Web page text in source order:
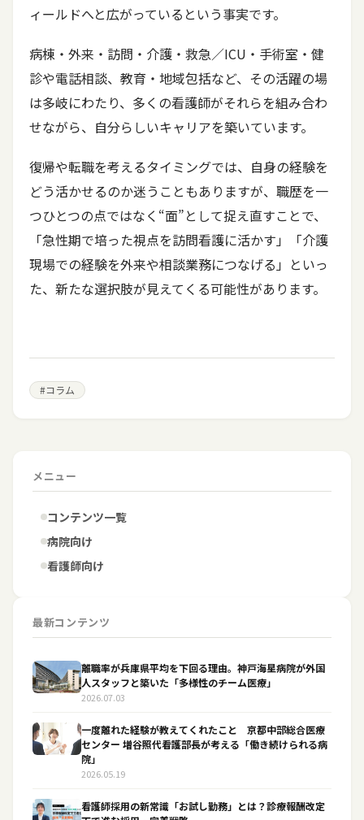
ィールドへと広がっているという事実です。
病棟・外来・訪問・介護・救急／ICU・手術室・健
診や電話相談、教育・地域包括など、その活躍の場
は多岐にわたり、多くの看護師がそれらを組み合わ
せながら、自分らしいキャリアを築いています。
復帰や転職を考えるタイミングでは、自身の経験を
どう活かせるのか迷うこともありますが、職歴を一
つひとつの点ではなく“面”として捉え直すことで、
「急性期で培った視点を訪問看護に活かす」「介護
現場での経験を外来や相談業務につなげる」といっ
た、新たな選択肢が見えてくる可能性があります。
#コラム
メニュー
コンテンツ一覧
病院向け
看護師向け
最新コンテンツ
離職率が兵庫県平均を下回る理由。神戸海星病院が外国
人スタッフと築いた「多様性のチーム医療」
2026.07.03
一度離れた経験が教えてくれたこと 京都中部総合医療
センター 増谷照代看護部長が考える「働き続けられる病
院」
2026.05.19
看護師採用の新常識「お試し勤務」とは？診療報酬改定